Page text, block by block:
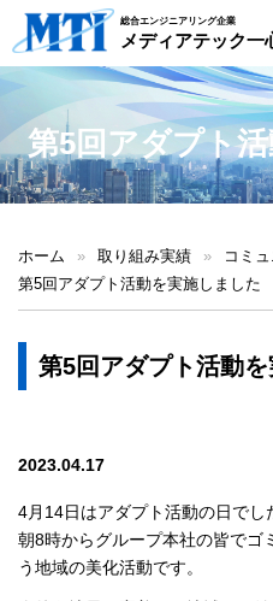
総合エンジニアリング企業
メディアテック一
第5回アダプト
ホーム » 取り組み実績 » コミ
第5回アダプト活動を実施しました
第5回アダプト活動
2023.04.17
4月14日はアダプト活動の日でし
朝8時からグループ本社の皆でゴ
う地域の美化活動です。